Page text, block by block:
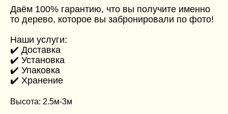
Даём 100% гарантию, что вы получите именно
то дерево, которое вы забронировали по фото!
Наши услуги:
✔️ Доставка
✔️ Установка
✔️ Упаковка
✔️ Хранение
Высота: 2.5м-3м